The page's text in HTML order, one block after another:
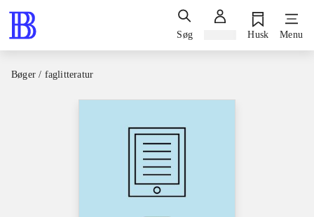
Søg Husk Menu
Bøger / faglitteratur